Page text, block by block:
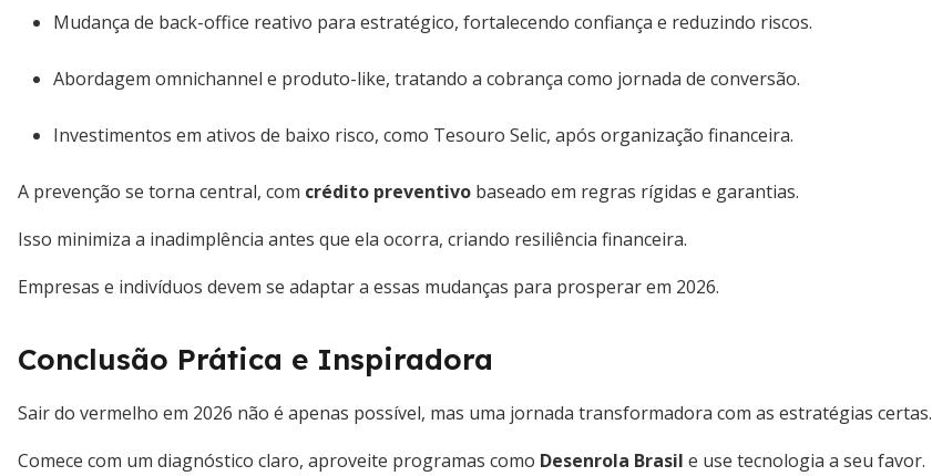
Mudança de back-office reativo para estratégico, fortalecendo confiança e reduzindo riscos.
Abordagem omnichannel e produto-like, tratando a cobrança como jornada de conversão.
Investimentos em ativos de baixo risco, como Tesouro Selic, após organização financeira.
A prevenção se torna central, com crédito preventivo baseado em regras rígidas e garantias.
Isso minimiza a inadimplência antes que ela ocorra, criando resiliência financeira.
Empresas e indivíduos devem se adaptar a essas mudanças para prosperar em 2026.
Conclusão Prática e Inspiradora
Sair do vermelho em 2026 não é apenas possível, mas uma jornada transformadora com as estratégias certas.
Comece com um diagnóstico claro, aproveite programas como Desenrola Brasil e use tecnologia a seu favor.